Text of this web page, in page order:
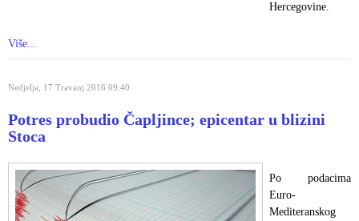
Hercegovine.
Više...
Nedjelja, 17 Travanj 2016 09:40
Potres probudio Čapljince; epicentar u blizini
Stoca
Po podacima
Euro-
Mediteranskog